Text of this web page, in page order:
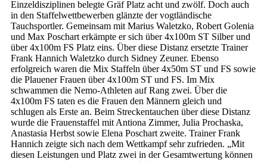
Einzeldisziplinen belegte Gräf Platz acht und zwölf. Doch auch
in den Staffelwettbewerben glänzte der vogtländische
Tauchsportler. Gemeinsam mit Marius Waletzko, Robert Golenia
und Max Poschart erkämpte er sich über 4x100m ST Silber und
über 4x100m FS Platz eins. Über diese Distanz ersetzte Trainer
Frank Hannich Waletzko durch Sidney Zeuner. Ebenso
erfolgreich waren die Mix Staffeln über 4x50m ST und FS sowie
die Plauener Frauen über 4x100m ST und FS. Im Mix
schwammen die Nemo-Athleten auf Rang zwei. Über die
4x100m FS taten es die Frauen den Männern gleich und
schlugen als Erste an. Beim Streckentauchen über diese Distanz
wurde die Frauenstaffel mit Antiona Zimmer, Julia Prochaska,
Anastasia Herbst sowie Elena Poschart zweite. Trainer Frank
Hannich zeigte sich nach dem Wettkampf sehr zufrieden. „Mit
diesen Leistungen und Platz zwei in der Gesamtwertung können